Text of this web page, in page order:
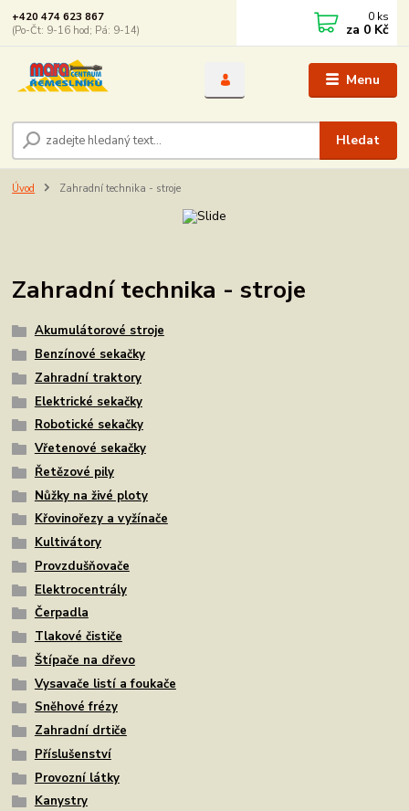
Menu
Hledat
+420 474 623 867
(Po-Čt: 9-16 hod; Pá: 9-14)
0 ks
za 0 Kč
Úvod Zahradní technika - stroje
Zahradní technika - stroje
Akumulátorové stroje
Benzínové sekačky
Zahradní traktory
Elektrické sekačky
Robotické sekačky
Vřetenové sekačky
Řetězové pily
Nůžky na živé ploty
Křovinořezy a vyžínače
Kultivátory
Provzdušňovače
Elektrocentrály
Čerpadla
Tlakové čističe
Štípače na dřevo
Vysavače listí a foukače
Sněhové frézy
Zahradní drtiče
Příslušenství
Provozní látky
Kanystry